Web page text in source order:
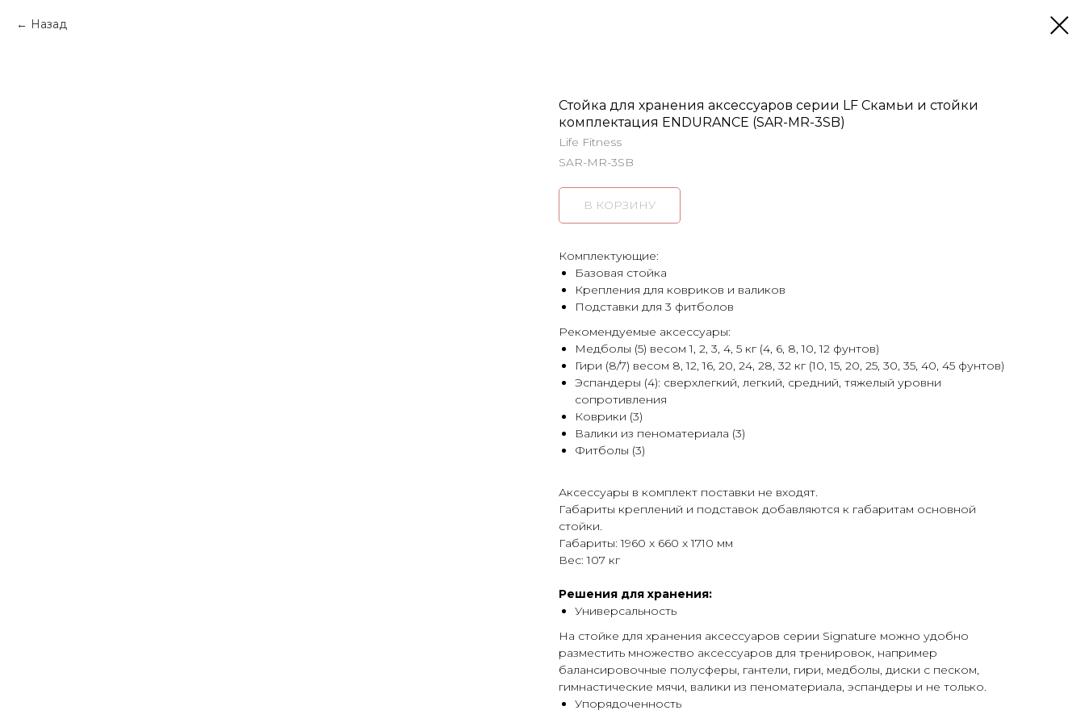
Назад
Стойка для хранения аксессуаров серии LF Скамьи и стойки
комплектация ENDURANCE (SAR-MR-3SB)
Life Fitness
SAR-MR-3SB
В КОРЗИНУ
Комплектующие:
Базовая стойка
Крепления для ковриков и валиков
Подставки для 3 фитболов
Рекомендуемые аксессуары:
Медболы (5) весом 1, 2, 3, 4, 5 кг (4, 6, 8, 10, 12 фунтов)
Гири (8/7) весом 8, 12, 16, 20, 24, 28, 32 кг (10, 15, 20, 25, 30, 35, 40, 45 фунтов)
Эспандеры (4): сверхлегкий, легкий, средний, тяжелый уровни
сопротивления
Коврики (3)
Валики из пеноматериала (3)
Фитболы (3)
Аксессуары в комплект поставки не входят.
Габариты креплений и подставок добавляются к габаритам основной
стойки.
Габариты: 1960 x 660 x 1710 мм
Вес: 107 кг
Решения для хранения:
Универсальность
На стойке для хранения аксессуаров серии Signature можно удобно
разместить множество аксессуаров для тренировок, например
балансировочные полусферы, гантели, гири, медболы, диски с песком,
гимнастические мячи, валики из пеноматериала, эспандеры и не только.
Упорядоченность